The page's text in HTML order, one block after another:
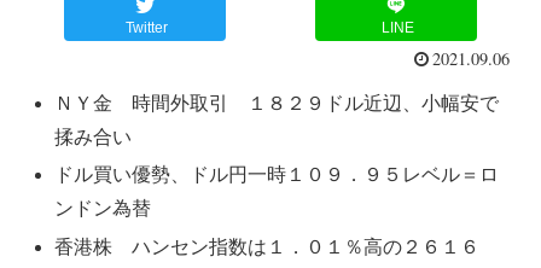
Twitter LINE
2021.09.06
ＮＹ金 時間外取引 １８２９ドル近辺、小幅安で
揉み合い
ドル買い優勢、ドル円一時１０９．９５レベル＝ロ
ンドン為替
香港株 ハンセン指数は１．０１％高の２６１６